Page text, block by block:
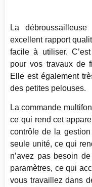
La
excellent rapport
facile à utiliser.
pour vos travaux de
Elle est également
des petites pelouses.
La commande
ce qui rend cet
contrôle de la
seule unité, ce qui
n’avez pas besoin
paramètres, ce qui
vous travaillez dans